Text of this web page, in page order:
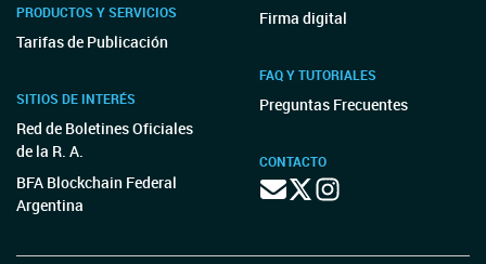
PRODUCTOS Y SERVICIOS
Tarifas de Publicación
SITIOS DE INTERÉS
Red de Boletines Oficiales
de la R. A.
BFA Blockchain Federal
Argentina
Firma digital
FAQ Y TUTORIALES
Preguntas Frecuentes
CONTACTO